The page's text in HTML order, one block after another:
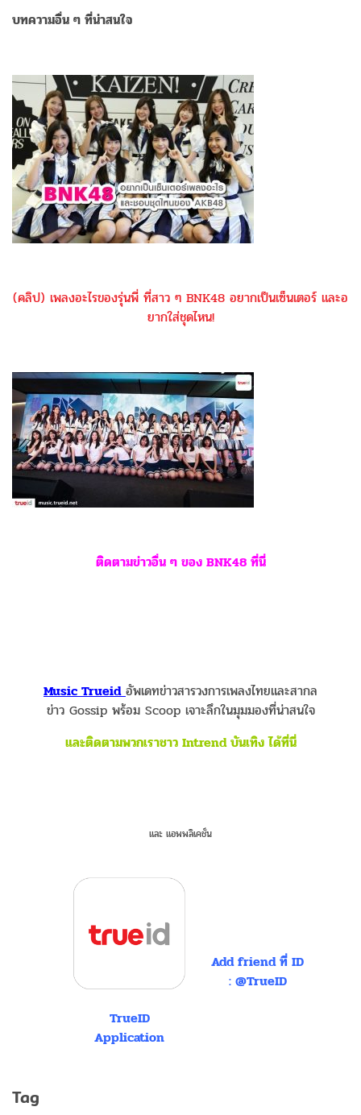
บทความอื่น ๆ ที่น่าสนใจ
(คลิป) เพลงอะไรของรุ่นพี่ ที่สาว ๆ BNK48 อยากเป็นเซ็นเตอร์ และอ
ยากใส่ชุดไหน!
ติดตามข่าวอื่น ๆ ของ BNK48 ที่นี่
Music Trueid อัพเดทข่าวสารวงการเพลงไทยและสากล
ข่าว Gossip พร้อม Scoop เจาะลึกในมุมมองที่น่าสนใจ
และติดตามพวกเราชาว Intrend บันเทิง ได้ที่นี่
และ แอพพลิเคชั่น
TrueID
Application
Add friend ที่ ID
: @TrueID
Tag